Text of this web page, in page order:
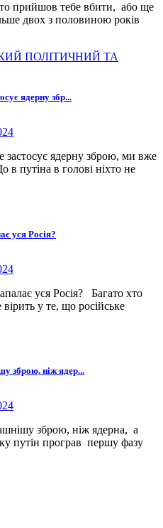
прийшов тебе вбити, або ще
двох з половиною років
ПОЛІТИЧНИЙ ТА
ядерну збр...
ядерну зброю, ми вже
путіна в голові ніхто не
уся Росія?
уся Росія? Багато хто
у те, що російське
зброю, ніж ядер...
зброю, ніж ядерна, а
путін програв першу фазу